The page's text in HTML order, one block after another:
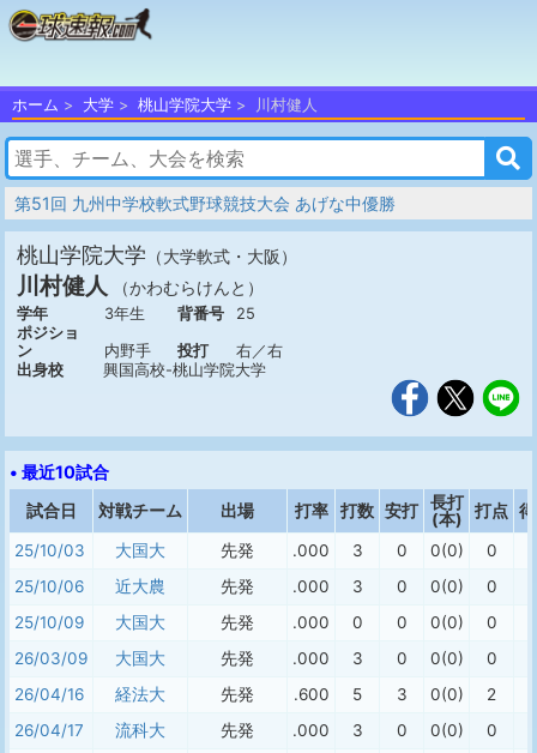
ホーム 大学 桃山学院大学 川村健人
第51回 九州中学校軟式野球競技大会 あげな中優勝
桃山学院大学 （大学軟式・大阪）
川村健人 （かわむらけんと）
学年 3年生 背番号
25
ポジショ
ン
内野手 投打
右／右
出身校
興国高校-桃山学院大学
• 最近10試合
試合日 対戦チーム 出場 打率 打数 安打
長打
(本)
打点
25/10/03 大国大 先発 .000 3 0 0(0) 0
25/10/06
近大農 先発 .000 3 0 0(0) 0
25/10/09
大国大 先発 .000 0 0 0(0) 0
26/03/09
大国大 先発 .000 3 0 0(0) 0
26/04/16
経法大 先発 .600 5 3 0(0) 2
26/04/17
流科大 先発 .000 3 0 0(0) 0